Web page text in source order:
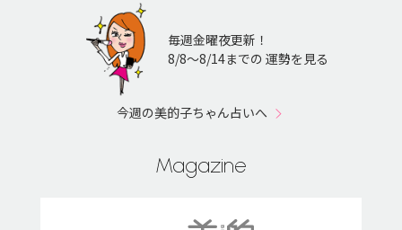
毎週金曜夜更新！
8/8〜8/14までの 運勢を見る
今週の美的子ちゃん占いへ
Magazine